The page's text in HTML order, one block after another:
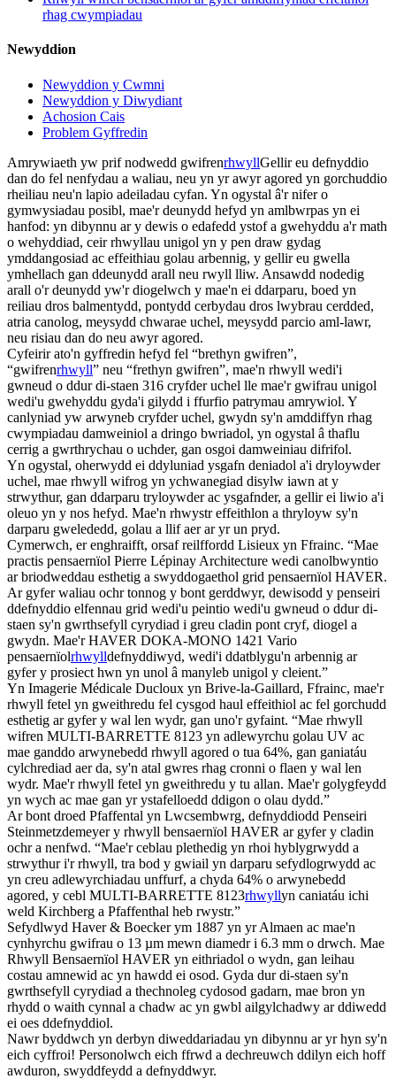
rhag cwympiadau
Newyddion
Newyddion y Cwmni
Newyddion y Diwydiant
Achosion Cais
Problem Gyffredin
Amrywiaeth yw prif nodwedd gwifrenrhwyllGellir eu defnyddio
dan do fel nenfydau a waliau, neu yn yr awyr agored yn gorchuddio
rheiliau neu'n lapio adeiladau cyfan. Yn ogystal â'r nifer o
gymwysiadau posibl, mae'r deunydd hefyd yn amlbwrpas yn ei
hanfod: yn dibynnu ar y dewis o edafedd ystof a gwehyddu a'r math
o wehyddiad, ceir rhwyllau unigol yn y pen draw gydag
ymddangosiad ac effeithiau golau arbennig, y gellir eu gwella
ymhellach gan ddeunydd arall neu rwyll lliw. Ansawdd nodedig
arall o'r deunydd yw'r diogelwch y mae'n ei ddarparu, boed yn
reiliau dros balmentydd, pontydd cerbydau dros lwybrau cerdded,
atria canolog, meysydd chwarae uchel, meysydd parcio aml-lawr,
neu risiau dan do neu awyr agored.
Cyfeirir ato'n gyffredin hefyd fel “brethyn gwifren”,
“gwifrenrhwyll” neu “frethyn gwifren”, mae'n rhwyll wedi'i
gwneud o ddur di-staen 316 cryfder uchel lle mae'r gwifrau unigol
wedi'u gwehyddu gyda'i gilydd i ffurfio patrymau amrywiol. Y
canlyniad yw arwyneb cryfder uchel, gwydn sy'n amddiffyn rhag
cwympiadau damweiniol a dringo bwriadol, yn ogystal â thaflu
cerrig a gwrthrychau o uchder, gan osgoi damweiniau difrifol.
Yn ogystal, oherwydd ei ddyluniad ysgafn deniadol a'i dryloywder
uchel, mae rhwyll wifrog yn ychwanegiad disylw iawn at y
strwythur, gan ddarparu tryloywder ac ysgafnder, a gellir ei liwio a'i
oleuo yn y nos hefyd. Mae'n rhwystr effeithlon a thryloyw sy'n
darparu gwelededd, golau a llif aer ar yr un pryd.
Cymerwch, er enghraifft, orsaf reilffordd Lisieux yn Ffrainc. “Mae
practis pensaernïol Pierre Lépinay Architecture wedi canolbwyntio
ar briodweddau esthetig a swyddogaethol grid pensaernïol HAVER.
Ar gyfer waliau ochr tonnog y bont gerddwyr, dewisodd y penseiri
ddefnyddio elfennau grid wedi'u peintio wedi'u gwneud o ddur di-
staen sy'n gwrthsefyll cyrydiad i greu cladin pont cryf, diogel a
gwydn. Mae'r HAVER DOKA-MONO 1421 Vario
pensaernïolrhwylldefnyddiwyd, wedi'i ddatblygu'n arbennig ar
gyfer y prosiect hwn yn unol â manyleb unigol y cleient.”
Yn Imagerie Médicale Ducloux yn Brive-la-Gaillard, Ffrainc, mae'r
rhwyll fetel yn gweithredu fel cysgod haul effeithiol ac fel gorchudd
esthetig ar gyfer y wal len wydr, gan uno'r gyfaint. “Mae rhwyll
wifren MULTI-BARRETTE 8123 yn adlewyrchu golau UV ac
mae ganddo arwynebedd rhwyll agored o tua 64%, gan ganiatáu
cylchrediad aer da, sy'n atal gwres rhag cronni o flaen y wal len
wydr. Mae'r rhwyll fetel yn gweithredu y tu allan. Mae'r golygfeydd
yn wych ac mae gan yr ystafelloedd ddigon o olau dydd.”
Ar bont droed Pfaffental yn Lwcsembwrg, defnyddiodd Penseiri
Steinmetzdemeyer y rhwyll bensaernïol HAVER ar gyfer y cladin
ochr a nenfwd. “Mae'r ceblau plethedig yn rhoi hyblygrwydd a
strwythur i'r rhwyll, tra bod y gwiail yn darparu sefydlogrwydd ac
yn creu adlewyrchiadau unffurf, a chyda 64% o arwynebedd
agored, y cebl MULTI-BARRETTE 8123rhwyllyn caniatáu ichi
weld Kirchberg a Pfaffenthal heb rwystr.”
Sefydlwyd Haver & Boecker ym 1887 yn yr Almaen ac mae'n
cynhyrchu gwifrau o 13 µm mewn diamedr i 6.3 mm o drwch. Mae
Rhwyll Bensaernïol HAVER yn eithriadol o wydn, gan leihau
costau amnewid ac yn hawdd ei osod. Gyda dur di-staen sy'n
gwrthsefyll cyrydiad a thechnoleg cydosod gadarn, mae bron yn
rhydd o waith cynnal a chadw ac yn gwbl ailgylchadwy ar ddiwedd
ei oes ddefnyddiol.
Nawr byddwch yn derbyn diweddariadau yn dibynnu ar yr hyn sy'n
eich cyffroi! Personolwch eich ffrwd a dechreuwch ddilyn eich hoff
awduron, swyddfeydd a defnyddwyr.